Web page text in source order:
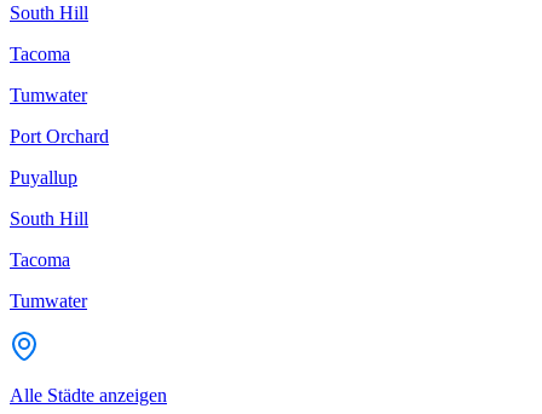
South Hill
Tacoma
Tumwater
Port Orchard
Puyallup
South Hill
Tacoma
Tumwater
Alle Städte anzeigen